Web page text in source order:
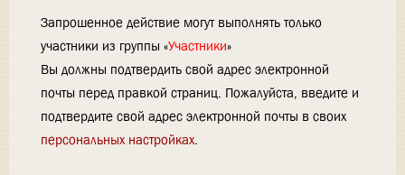
Запрошенное действие могут выполнять только
участники из группы «Участники»
Вы должны подтвердить свой адрес электронной
почты перед правкой страниц. Пожалуйста, введите и
подтвердите свой адрес электронной почты в своих
персональных настройках.